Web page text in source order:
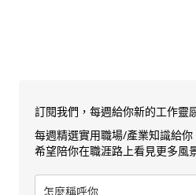
訂閱我們，每週給你新的工作靈
每週精選實用職場/產業知識給你
希望陪你在職涯路上看見更多風